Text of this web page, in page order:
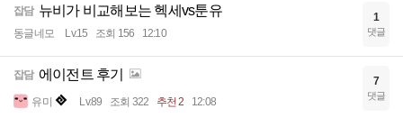
잡담 뉴비가 비교해보는 헥세vs툰유
동글네모 Lv.15 조회 156 12:10
1
댓글
잡담 에이전트 후기
유미 Lv.89 조회 322 추천 2 12:08
7
댓글